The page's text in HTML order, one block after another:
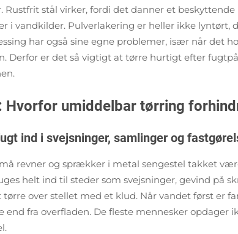
Rustfrit stål virker, fordi det danner et
i vandkilder. Pulverlakering er heller ikke
har også sine egne problemer, især når det
Derfor er det så vigtigt at tørre hurtigt efter
Hvorfor umiddelbar tørring
ind i svejsninger, samlinger og
revner og sprækker i metal sengestel takket
helt ind til steder som svejsninger, gevind på
over stellet med et klud. Når vandet først er
end fra overfladen. De fleste mennesker